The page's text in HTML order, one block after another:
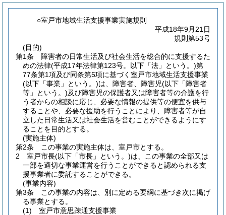
○室戸市地域生活支援事業実施規則
平成18年9月21日
規則第53号
(目的)
第1条
障害者の日常生活及び社会生活を総合的に支援するた
めの法律(平成17年法律第123号。以下「法」という。)第
77条第1項及び同条第5項に基づく室戸市地域生活支援事業
(以下「事業」という。)は、障害者、障害児(以下「障害者
等」という。)及び障害児の保護者又は障害者等の介護を行
う者からの相談に応じ、必要な情報の提供等の便宜を供与
することや、必要な援助を行うことにより、障害者等が自
立した日常生活又は社会生活を営むことができるようにす
ることを目的とする。
(実施主体)
第2条
この事業の実施主体は、室戸市とする。
2
室戸市長(以下「市長」という。)は、この事業の全部又は
一部を適切な事業運営を行うことができると認められる支
援事業者に委託することができる。
(事業内容)
第3条
この事業の内容は、別に定める要綱に基づき次に掲げ
る事業とする。
(1)
室戸市意思疎通支援事業